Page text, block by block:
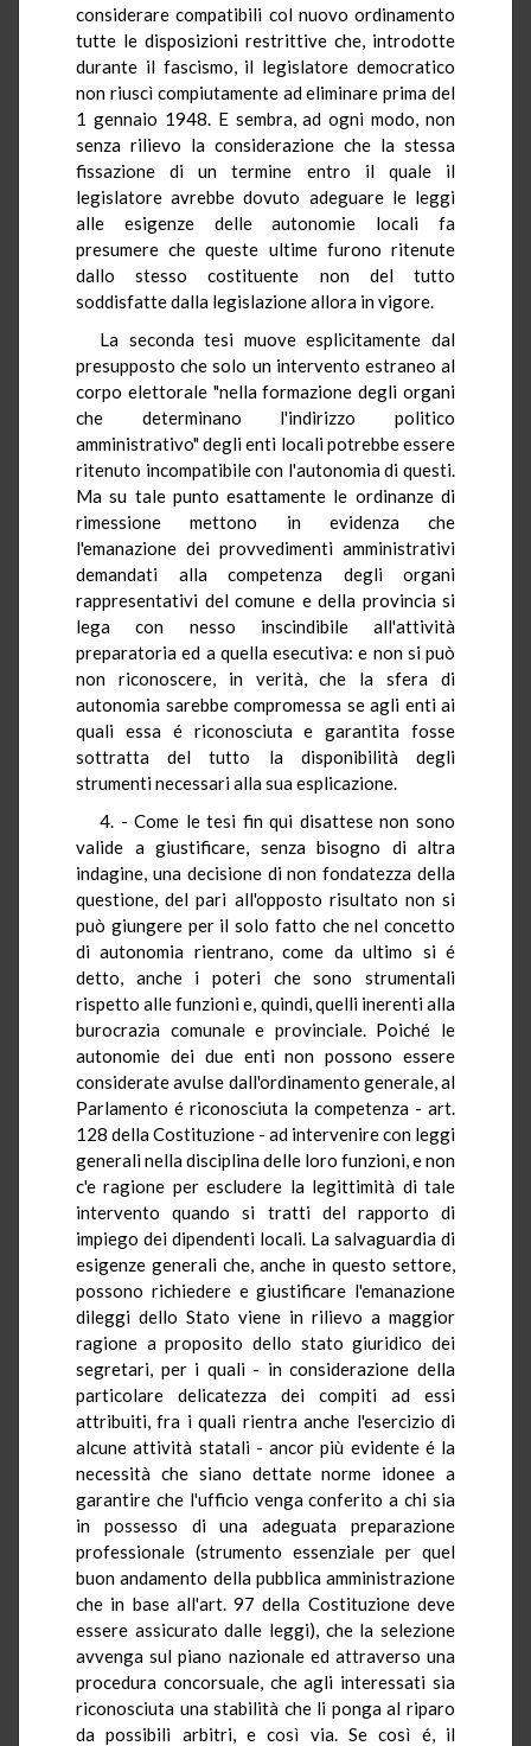
considerare compatibili col nuovo ordinamento
tutte le disposizioni restrittive che, introdotte
durante il fascismo, il legislatore democratico
non riuscì compiutamente ad eliminare prima del
1 gennaio 1948. E sembra, ad ogni modo, non
senza rilievo la considerazione che la stessa
fissazione di un termine entro il quale il
legislatore avrebbe dovuto adeguare le leggi
alle esigenze delle autonomie locali fa
presumere che queste ultime furono ritenute
dallo stesso costituente non del tutto
soddisfatte dalla legislazione allora in vigore.
La seconda tesi muove esplicitamente dal
presupposto che solo un intervento estraneo al
corpo elettorale "nella formazione degli organi
che determinano l'indirizzo politico
amministrativo" degli enti locali potrebbe essere
ritenuto incompatibile con l'autonomia di questi.
Ma su tale punto esattamente le ordinanze di
rimessione mettono in evidenza che
l'emanazione dei provvedimenti amministrativi
demandati alla competenza degli organi
rappresentativi del comune e della provincia si
lega con nesso inscindibile all'attività
preparatoria ed a quella esecutiva: e non si può
non riconoscere, in verità, che la sfera di
autonomia sarebbe compromessa se agli enti ai
quali essa é riconosciuta e garantita fosse
sottratta del tutto la disponibilità degli
strumenti necessari alla sua esplicazione.
4. - Come le tesi fin qui disattese non sono
valide a giustificare, senza bisogno di altra
indagine, una decisione di non fondatezza della
questione, del pari all'opposto risultato non si
può giungere per il solo fatto che nel concetto
di autonomia rientrano, come da ultimo si é
detto, anche i poteri che sono strumentali
rispetto alle funzioni e, quindi, quelli inerenti alla
burocrazia comunale e provinciale. Poiché le
autonomie dei due enti non possono essere
considerate avulse dall'ordinamento generale, al
Parlamento é riconosciuta la competenza - art.
128 della Costituzione - ad intervenire con leggi
generali nella disciplina delle loro funzioni, e non
c'e ragione per escludere la legittimità di tale
intervento quando si tratti del rapporto di
impiego dei dipendenti locali. La salvaguardia di
esigenze generali che, anche in questo settore,
possono richiedere e giustificare l'emanazione
dileggi dello Stato viene in rilievo a maggior
ragione a proposito dello stato giuridico dei
segretari, per i quali - in considerazione della
particolare delicatezza dei compiti ad essi
attribuiti, fra i quali rientra anche l'esercizio di
alcune attività statali - ancor più evidente é la
necessità che siano dettate norme idonee a
garantire che l'ufficio venga conferito a chi sia
in possesso di una adeguata preparazione
professionale (strumento essenziale per quel
buon andamento della pubblica amministrazione
che in base all'art. 97 della Costituzione deve
essere assicurato dalle leggi), che la selezione
avvenga sul piano nazionale ed attraverso una
procedura concorsuale, che agli interessati sia
riconosciuta una stabilità che li ponga al riparo
da possibili arbitri, e così via. Se così é, il